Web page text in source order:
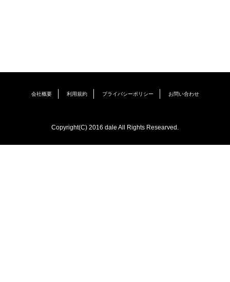
会社概要 利用規約 プライバシーポリシー お問い合わせ
Copyright(C) 2016 dale All Rights Researved.